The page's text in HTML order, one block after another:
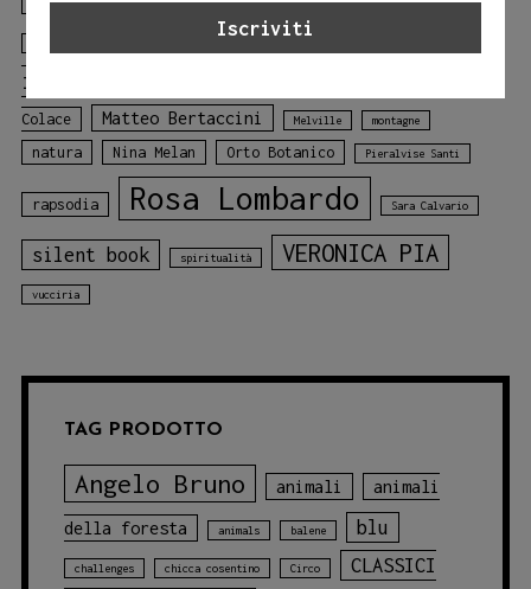
Gloria Tundo
Laura Lombardo
illustrato
Colace
Matteo Bertaccini Melville montagne
natura Nina Melan Orto Botanico Pieralvise Santi
rapsodia Rosa Lombardo Sara Calvario
silent book spiritualità VERONICA PIA
vucciria
TAG PRODOTTO
Angelo Bruno animali animali
della foresta animals balene blu
challenges chicca cosentino Circo
CLASSICI